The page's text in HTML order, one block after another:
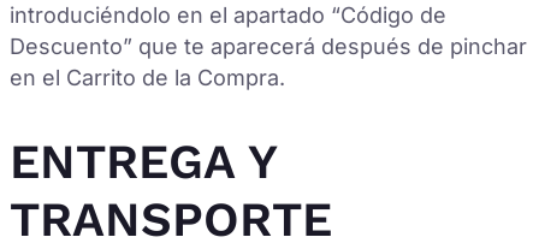
introduciéndolo en el apartado “Código de
Descuento” que te aparecerá después de pinchar
en el Carrito de la Compra.
ENTREGA Y
TRANSPORTE